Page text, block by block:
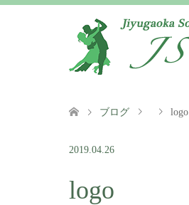
ブログ logo
2019.04.26
logo